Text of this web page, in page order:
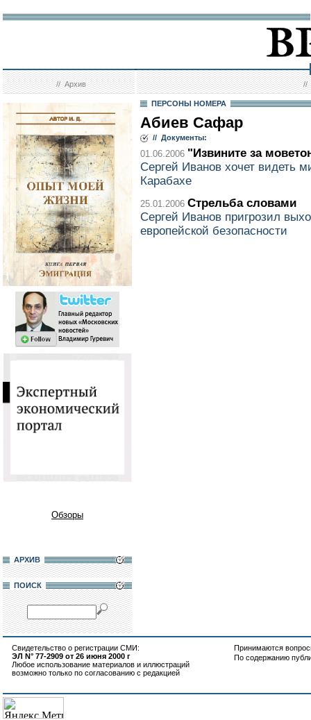
//Архив //
Обзоры
АРХИВ
ПОИСК
ПЕРСОНЫ НОМЕРА
Абиев Сафар
// Документы:
01.06.2006 "Извините за
Сергей Иванов хочет видеть
Карабахе
25.01.2006 Стрельба словами
Сергей Иванов пригрозил
европейской безопасности
Свидетельство о регистрации СМИ:
ЭЛ N° 77-2909 от 26 июня 2000 г
Любое использование материалов и иллюстраций
возможно только по согласованию с редакцией
Принимаются
По содержанию